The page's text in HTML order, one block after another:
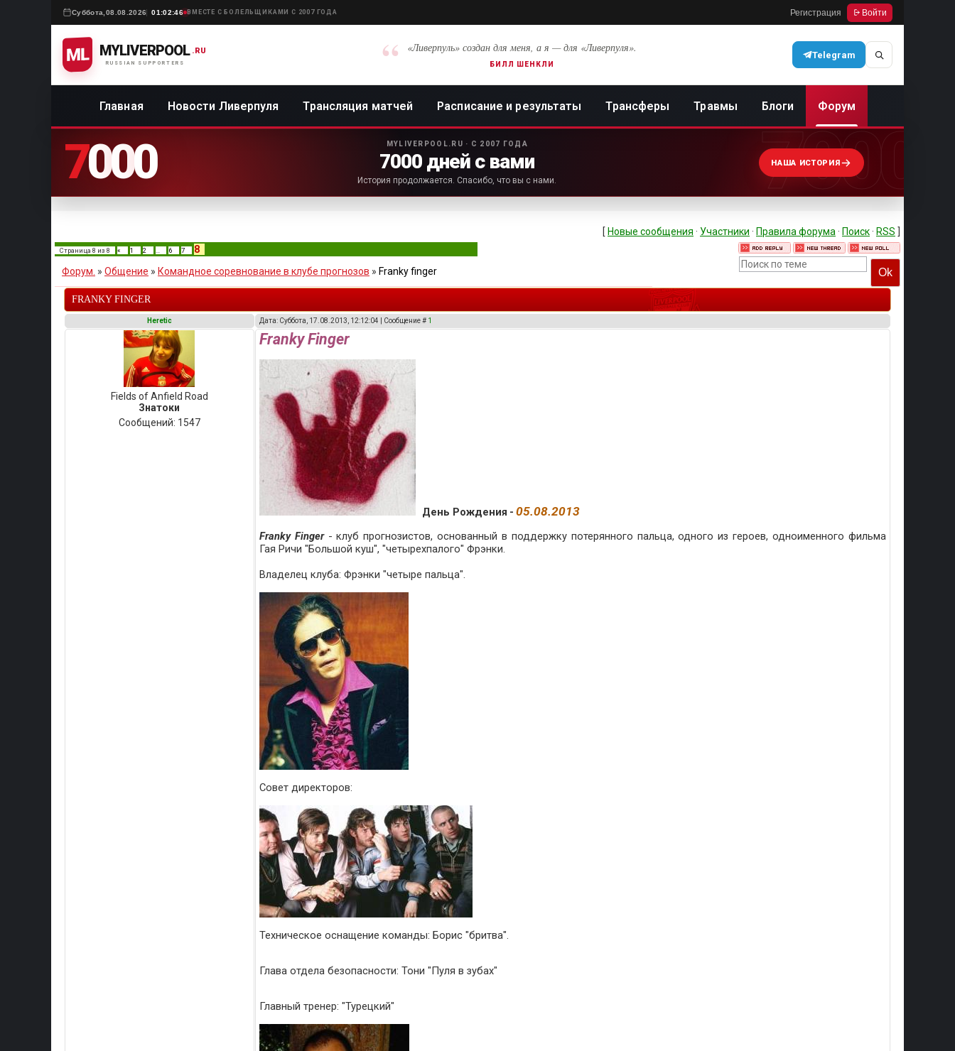
Суббота, 08.08.2026 01:02:46 ВМЕСТЕ С БОЛЕЛЬЩИКАМИ С 2007 ГОДА Регистрация Войти
ML MYLIVERPOOL
RUSSIAN SUPPORTERS
.RU “ «Ливерпуль» создан для меня, а я — для «Ливерпуля».
БИЛЛ ШЕНКЛИ
Telegram
Главная Новости Ливерпуля Трансляция матчей Расписание и результаты Трансферы Травмы Блоги Форум
7000
7000 MYLIVERPOOL.RU · С 2007 ГОДА
7000 дней с вами
История продолжается. Спасибо, что вы с нами.
НАША ИСТОРИЯ
[ Новые сообщения · Участники · Правила форума · Поиск · RSS
Страница 8 из 8 « 1 2 6 7
8
Форум. » Общение » Командное соревнование в клубе прогнозов » Franky finger
FRANKY FINGER
Heretic Дата: Суббота, 17.08.2013, 12:12:04 | Сообщение # 1
Fields of Anfield Road
Знатоки
Сообщений: 1547
Franky Finger
День Рождения - 05.08.2013
Franky Finger- клуб прогнозистов, основанный в поддержку потерянного пальца, одного из героев, одноименного фильма
Гая Ричи "Большой куш", "четырехпалого" Фрэнки.
Владелец клуба: Фрэнки "четыре пальца".
Совет директоров:
Техническое оснащение команды: Борис "бритва".
Глава отдела безопасности: Тони "Пуля в зубах"
Главный тренер: "Турецкий"